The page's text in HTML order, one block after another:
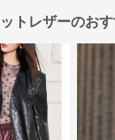
トレザーのお